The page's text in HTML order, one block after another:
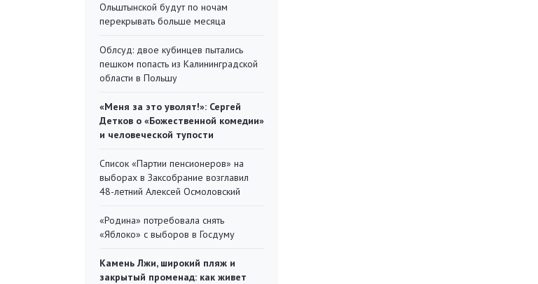
Ольштынской будут по ночам
перекрывать больше месяца
Облсуд: двое кубинцев пытались
пешком попасть из Калининградской
области в Польшу
«Меня за это уволят!»: Сергей
Детков о «Божественной комедии»
и человеческой тупости
Список «Партии пенсионеров» на
выборах в Заксобрание возглавил
48-летний Алексей Осмоловский
«Родина» потребовала снять
«Яблоко» с выборов в Госдуму
Камень Лжи, широкий пляж и
закрытый променад: как живет